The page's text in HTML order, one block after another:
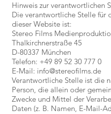
Hinweis zur verantwortlichen
Die verantwortliche Stelle für
dieser Website ist:
Stereo Films
Thalkirchnerstraße 45
D-80337 München
Telefon: +49 89 52 30 777 0
E-Mail: info@stereofilms.de
Verantwortliche Stelle ist die
Person, die allein oder
Zwecke und Mittel der
Daten (z. B. Namen, E-Mail-